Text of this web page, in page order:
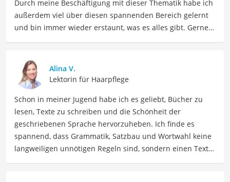
Durch meine Beschäftigung mit dieser Thematik habe ich
außerdem viel über diesen spannenden Bereich gelernt
und bin immer wieder erstaunt, was es alles gibt. Gerne
über Beauty- sowie Pflegeprodukte, Gesundheitsartikel,
Haushaltswaren und vieles mehr. Meine Beiträge
umfassen Produktvergleiche, Tipps, Trends und
Empfehlungen, um Lesern dabei zu helfen, die besten
Produkte für ihre Bedürfnisse zu finden sowie sowohl ihre
Schönheits- als auch Pflegeroutine zu optimieren.
Der Conditioner ohne Silikone-Vergleich ist aus unserer
Sicht besonders empfehlenswert fürHaarpflege-Fans.
Alina V.
Lektorin für Haarpflege
Schon in meiner Jugend habe ich es geliebt, Bücher zu
lesen, Texte zu schreiben und die Schönheit der
geschriebenen Sprache hervorzuheben. Ich finde es
spannend, dass Grammatik, Satzbau und Wortwahl keine
langweiligen unnötigen Regeln sind, sondern einen Text